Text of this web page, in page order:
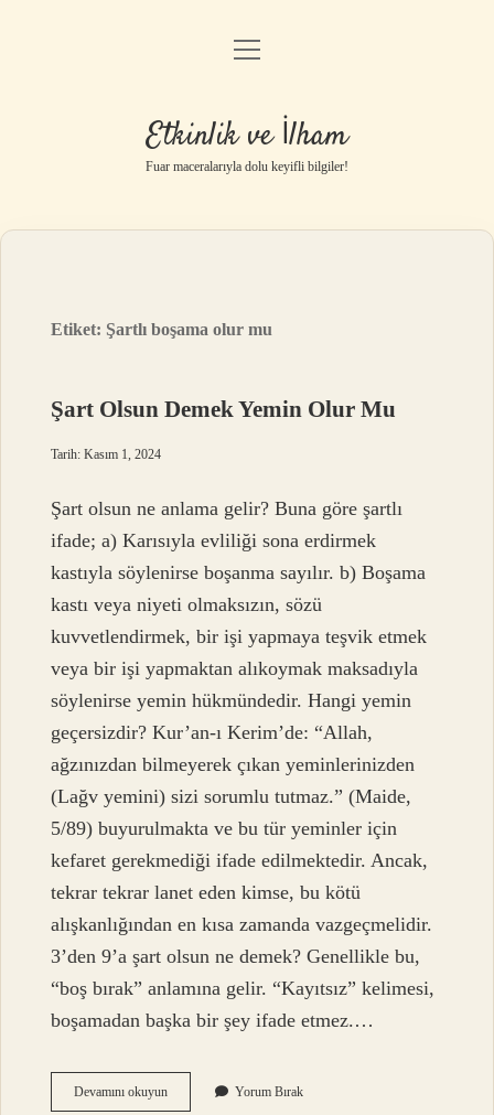
Anasayfa
Gizlilik Politikası
Yasal Uyarı
menüyü
Etkinlik ve İlham
Fuar maceralarıyla dolu keyifli bilgiler!
Etiket: Şartlı boşama olur mu
Şart Olsun Demek Yemin Olur Mu
Tarih: Kasım 1, 2024
Şart olsun ne anlama gelir? Buna göre şartlı
ifade; a) Karısıyla evliliği sona erdirmek
kastıyla söylenirse boşanma sayılır. b) Boşama
kastı veya niyeti olmaksızın, sözü
kuvvetlendirmek, bir işi yapmaya teşvik etmek
veya bir işi yapmaktan alıkoymak maksadıyla
söylenirse yemin hükmündedir. Hangi yemin
geçersizdir? Kur’an-ı Kerim’de: “Allah,
ağzınızdan bilmeyerek çıkan yeminlerinizden
(Lağv yemini) sizi sorumlu tutmaz.” (Maide,
5/89) buyurulmakta ve bu tür yeminler için
kefaret gerekmediği ifade edilmektedir. Ancak,
tekrar tekrar lanet eden kimse, bu kötü
alışkanlığından en kısa zamanda vazgeçmelidir.
3’den 9’a şart olsun ne demek? Genellikle bu,
“boş bırak” anlamına gelir. “Kayıtsız” kelimesi,
boşamadan başka bir şey ifade etmez.…
Devamını okuyunŞart
Olsun
Yorum Bırak